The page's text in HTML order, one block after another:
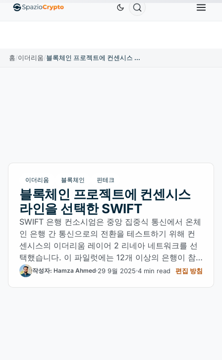
EthereumETHUS$1,880.58 TetherUSDT ↑0.00%
홈/이더리움/ 블록체인 프로젝트에 컨센시스 라인을 선택한 SWIFT
이더리움 블록체인 핀테크
블록체인 프로젝트에 컨센시스
라인을 선택한 SWIFT
SWIFT 은행 컨소시엄은 중앙 집중식 통신에서 온체
인 은행 간 통신으로의 전환을 테스트하기 위해 컨
센시스의 이더리움 레이어 2 리네아 네트워크를 선
택했습니다. 이 파일럿에는 12개 이상의 은행이 참
여하며 메시징과 스테이블코인 통합을 검토합니다.
작성자: Hamza Ahmed 29 9월 2025 4 min read 편집 방침